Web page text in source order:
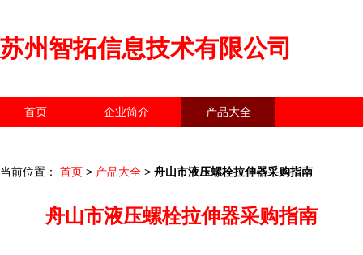
苏州智拓信息技术有限公司
首页 企业简介 产品大全
当前位置： 首页 > 产品大全 > 舟山市液压螺栓拉伸器采购指南
舟山市液压螺栓拉伸器采购指南